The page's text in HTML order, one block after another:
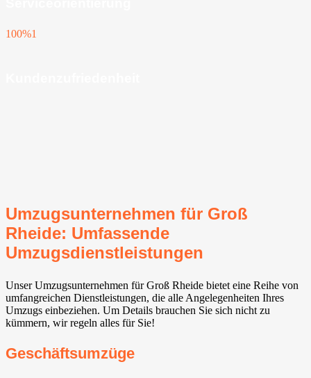
100%1
Umzugsunternehmen für Groß
Rheide: Umfassende
Umzugsdienstleistungen
Unser Umzugsunternehmen für Groß Rheide bietet eine Reihe von
umfangreichen Dienstleistungen, die alle Angelegenheiten Ihres
Umzugs einbeziehen. Um Details brauchen Sie sich nicht zu
kümmern, wir regeln alles für Sie!
Geschäftsumzüge